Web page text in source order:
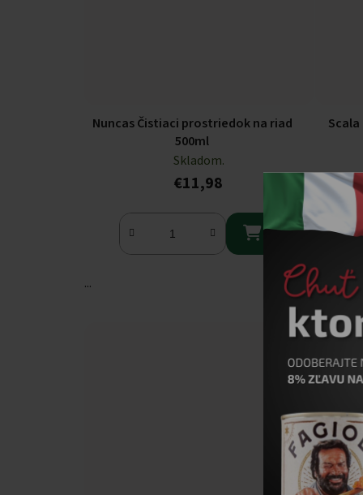
Nuncas Čistiaci prostriedok na riad
500ml
Skladom.
€11,98

... ...